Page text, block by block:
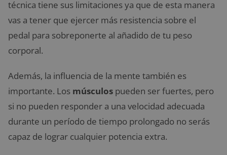
técnica tiene sus limitaciones ya que de esta manera
vas a tener que ejercer más resistencia sobre el
pedal para sobreponerte al añadido de tu peso
corporal.
Además, la influencia de la mente también es
importante. Los músculos pueden ser fuertes, pero
si no pueden responder a una velocidad adecuada
durante un período de tiempo prolongado no serás
capaz de lograr cualquier potencia extra.